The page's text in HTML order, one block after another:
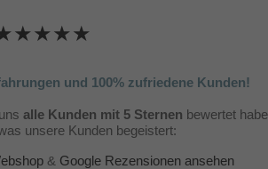
und 100% zufriedene Kunden!
alle Kunden mit 5 Sternen bewertet
unsere Kunden begeistert:
& Google Rezensionen ansehen